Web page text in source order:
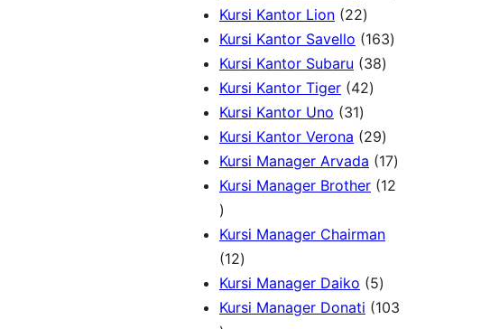
u
k
d
u
r
o
d
u
k
P
r
o
d
u
k
0
u
k
Kursi Kantor Lion 222
2
P
r
o
d
u
k
Kursi Kantor Savello 1631
o
d
Kursi Kantor Subaru 383
r
o
d
k
Kursi Kantor Tiger 424
P
o
u
Kursi Kantor Uno 313
1
P
r
d
k
Kursi Kantor Verona 292
9
P
o
u
k
Kursi Manager Arvada 171
7
u
Kursi Manager Brother 12
1
2
P
r
o
Kursi Manager Chairman
121
2
P
Kursi Manager Daiko 55
P
Kursi Manager Donati
103